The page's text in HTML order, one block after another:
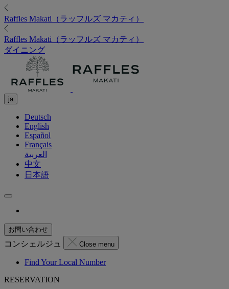
Raffles Makati（ラッフルズ マカティ）
Raffles Makati（ラッフルズ マカティ）
ダイニング
ja
Deutsch
English
Español
Français
العربية
中文
日本語
お問い合わせ
コンシェルジュ Close menu
Find Your Local Number
RESERVATION